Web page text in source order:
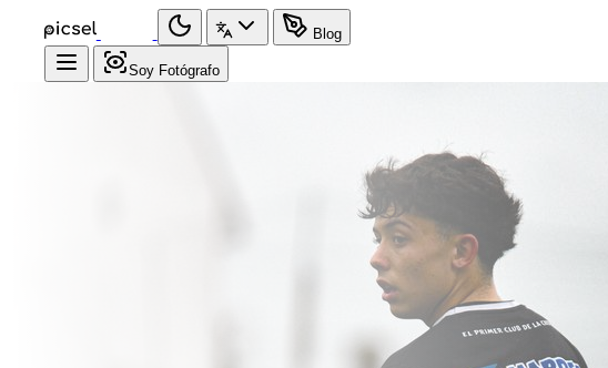
Blog
Soy Fotógrafo